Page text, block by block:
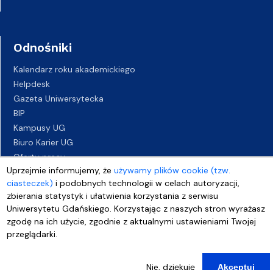
Uprzejmie informujemy, żeużywamy plików cookie (tzw.
ciasteczek) i podobnych technologii w celach autoryzacji,
zbierania statystyk i ułatwienia korzystania z serwisu
Uniwersytetu Gdańskiego. Korzystając z naszych stron wyrażasz
zgodę na ich użycie, zgodnie z aktualnymi ustawieniami Twojej
przeglądarki.
Nie, dziękuję Akceptuj
Odnośniki
Kalendarz roku akademickiego
Helpdesk
Gazeta Uniwersytecka
BIP
Kampusy UG
Biuro Karier UG
Oferty pracy
Deklaracja dostępności